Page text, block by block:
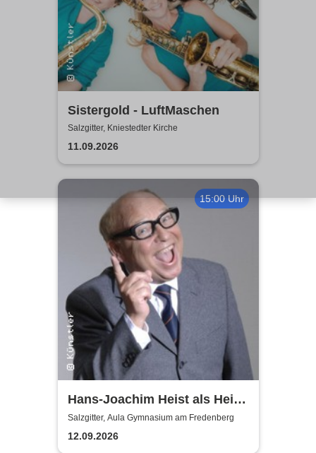
Sistergold - LuftMaschen
Salzgitter, Kniestedter Kirche
11.09.2026
15:00 Uhr
Hans-Joachim Heist als Heinz
Erhard - Noch'n Gedicht
Salzgitter, Aula Gymnasium am Fredenberg
12.09.2026